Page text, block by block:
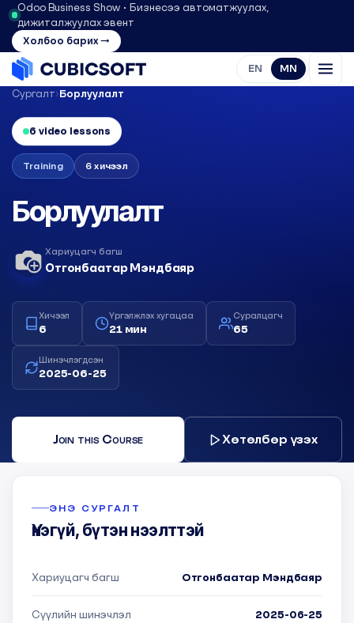
Odoo Business Show • Бизнесээ автоматжуулах,
дижиталжуулах эвент
Холбоо барих →
EN MN
Сургалт›Борлуулалт
Training 6 хичээл
Борлуулалт
Хариуцагч багш
Отгонбаатар Мэндбаяр
Хичээл
6
Үргэлжлэх хугацаа
21 мин
Суралцагч
65
Шинэчлэгдсэн
2025-06-25
Join this Course Хөтөлбөр үзэх
6 video lessons
ЭНЭ СУРГАЛТ
Үнэгүй, бүтэн нээлттэй
Хариуцагч багш Отгонбаатар Мэндбаяр
Сүүлийн шинэчлэл 2025-06-25